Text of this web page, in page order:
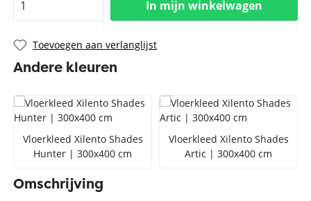
In mijn winkelwagen
Toevoegen aan verlanglijst
Andere kleuren
Vloerkleed Xilento Shades
Hunter | 300x400 cm
Vloerkleed Xilento Shades
Artic | 300x400 cm
Omschrijving